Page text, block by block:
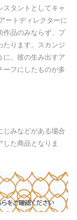
スタントとしてキャ
ートディレクターに
作品のみならず、プ
たります。スカンジ
に、彼の生み出すア
ーフにしたものが多
じみなどがある場合
した商品となりま